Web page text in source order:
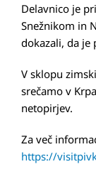
Delavnico je
Snežnikom in
dokazali, da je
V sklopu
srečamo v
netopirjev.
Za več
https://